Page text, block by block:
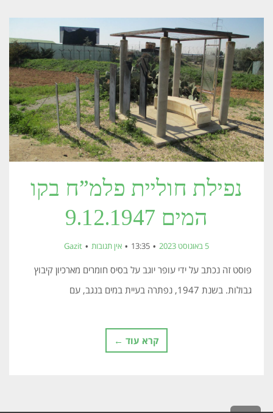
נפילת חוליית פלמ”ח בקו
המים 9.12.1947
5 באוגוסט 2023 13:35 אין תגובות Gazit
פוסט זה נכתב על ידי עופר יוגב על בסיס חומרים מארכיון קיבוץ
גבולות. בשנת 1947, נפתרה בעיית במים בנגב, עם
קרא עוד ←